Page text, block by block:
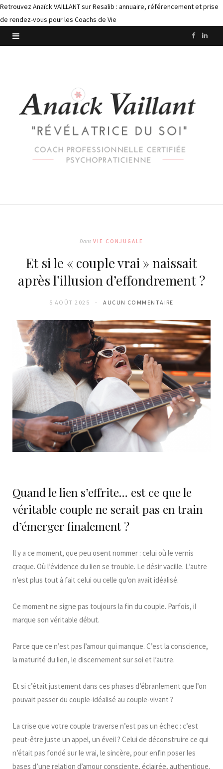
Retrouvez Anaïck VAILLANT sur Resalib : annuaire, référencement et prise
de rendez-vous pour les Coachs de Vie
F L
Dans VIE CONJUGALE
Et si le « couple vrai » naissait
après l’illusion d’effondrement ?
5 AOÛT 2025 AUCUN COMMENTAIRE
Quand le lien s’effrite… est ce que le
véritable couple ne serait pas en train
d’émerger finalement ?
Il y a ce moment, que peu osent nommer : celui où le vernis
craque. Où l’évidence du lien se trouble. Le désir vacille. L’autre
n’est plus tout à fait celui ou celle qu’on avait idéalisé.
Ce moment ne signe pas toujours la fin du couple. Parfois, il
marque son véritable début.
Parce que ce n’est pas l’amour qui manque. C’est la conscience,
la maturité du lien, le discernement sur soi et l’autre.
Et si c’était justement dans ces phases d’ébranlement que l’on
pouvait passer du couple-idéalisé au couple-vivant ?
La crise que votre couple traverse n’est pas un échec : c’est
peut-être juste un appel, un éveil ? Celui de déconstruire ce qui
n’était pas fondé sur le vrai, le sincère, pour enfin poser les
bases d’une relation d’amour consciente, éclairée, authentique.